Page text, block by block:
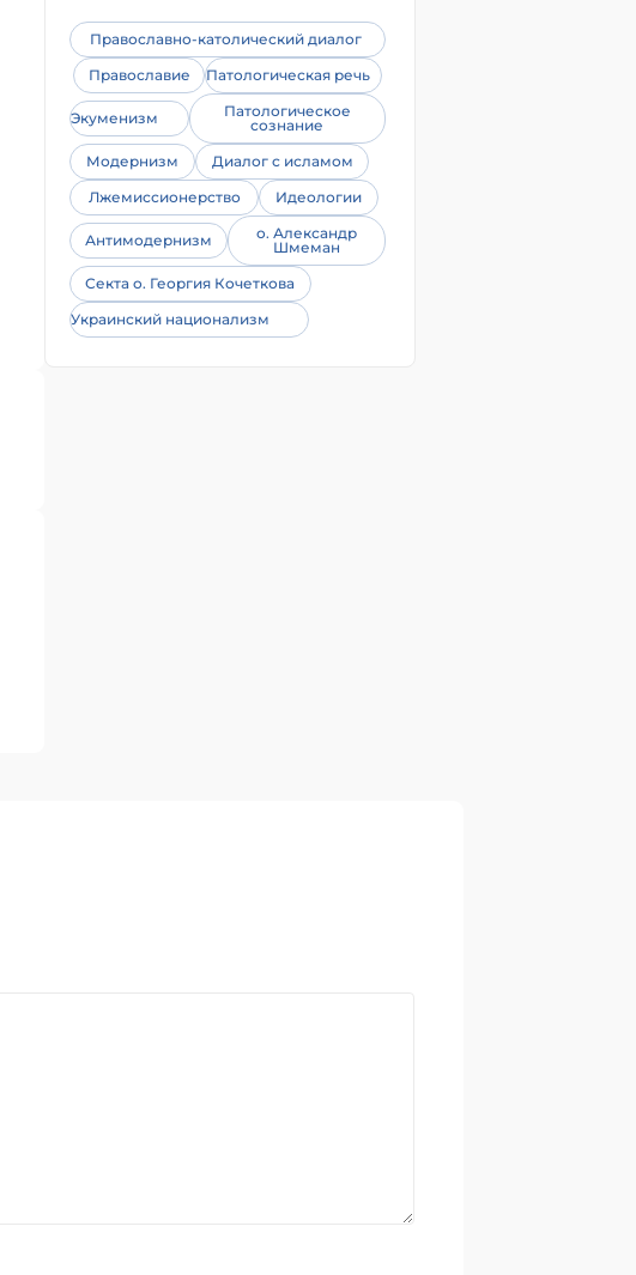
Православно-католический диалог
Православие
Патологическая речь
Экуменизм
Патологическое
сознание
Модернизм
Диалог с исламом
Лжемиссионерство
Идеологии
Антимодернизм
о. Александр
Шмеман
Секта о. Георгия Кочеткова
Украинский национализм